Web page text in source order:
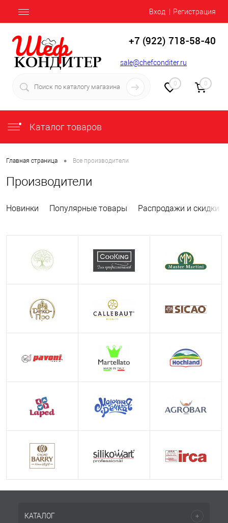
Вход Регистрация
+7 (922) 718-58-40
sale@chefconditer.ru
0 0
Каталог товаров
Главная страница • Все производители
Производители
Новинки Популярные товары Распродажи и скидки
КАТАЛОГ